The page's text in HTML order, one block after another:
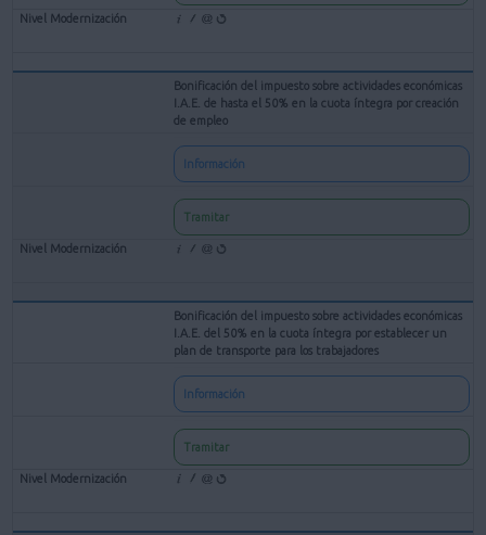
Bonificación del impuesto sobre actividades económicas
I.A.E. de hasta el 50% en la cuota íntegra por creación
de empleo
Información
Tramitar
Bonificación del impuesto sobre actividades económicas
I.A.E. del 50% en la cuota íntegra por establecer un
plan de transporte para los trabajadores
Información
Tramitar